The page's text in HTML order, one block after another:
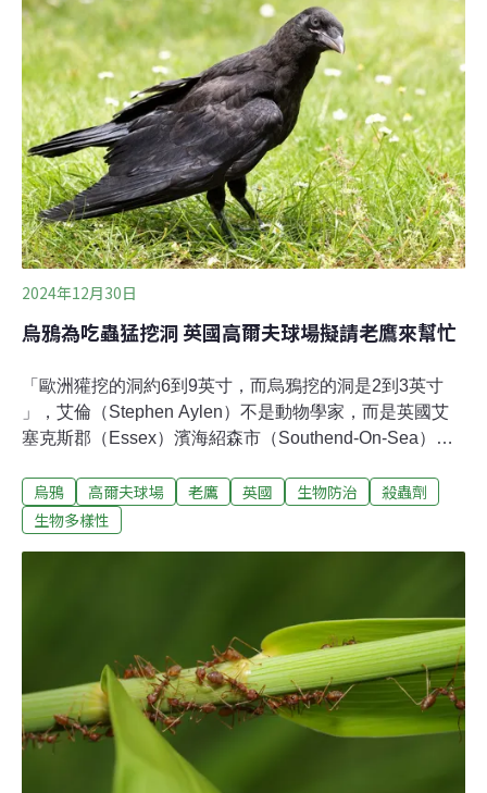
均每天有550人被螫傷，研究人員甚至警告：「蠍子正在
接管我們的城市。」快速都市化與暖化推波助瀾，蠍子在
城市安家落戶2014年至2023年，巴西總共通報超過110萬
起蠍子螫傷案件，十年間成長幅度高達155%。研究人員
在《Frontiers in Public Health》發表最新研究，歸咎出背
後幾大關鍵原因。由於巴西都市化腳步快速且欠缺規劃，
城市建設不僅入侵蠍子的野外棲地，也意外為牠們創
2024年12月30日
烏鴉為吃蟲猛挖洞 英國高爾夫球場擬請老鷹來幫忙
「歐洲獾挖的洞約6到9英寸，而烏鴉挖的洞是2到3英寸
」，艾倫（Stephen Aylen）不是動物學家，而是英國艾
塞克斯郡（Essex）濱海紹森市（Southend-On-Sea）的
蟲，結果在草坪上留下坑坑疤疤的洞。松鼠、老鼠、喜
鵲、啄木鳥也來「湊熱鬧」。市府打算祭出猛禽來嚇跑烏
造成的問題。艾倫告訴《BBC》，這種蟲喜歡草比較長、
土地鬆軟的草皮。烏鴉為了吃蟲，會在草皮上到處挖洞。
果嶺上的洞洞變多，讓打球的人很煩擾。球場人員每天花
大把時間修補草皮，但效果有限，因為新坑洞很快就會再
出現。英國高爾夫雜誌《Golf Business》指出，過往高爾
夫球場是使用
烏鴉 高爾夫球場 老鷹 英國 生物防治
殺蟲劑
生物多樣性